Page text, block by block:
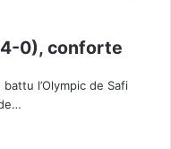
0), conforte
l’Olympic de Safi